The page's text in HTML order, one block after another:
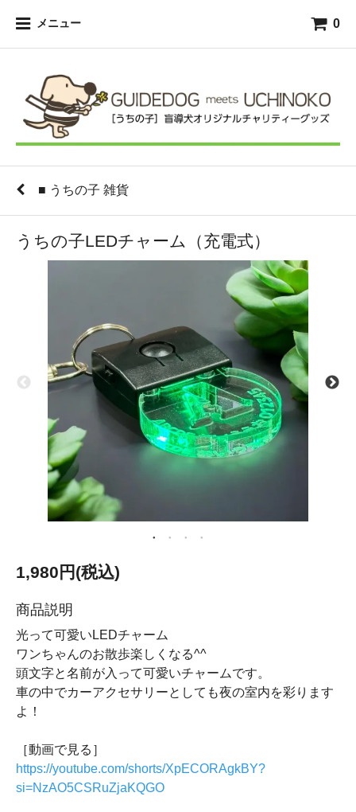
メニュー 0
■ うちの子 雑貨
うちの子LEDチャーム（充電式）
1,980円(税込)
商品説明
光って可愛いLEDチャーム
ワンちゃんのお散歩楽しくなる^^
頭文字と名前が入って可愛いチャームです。
車の中でカーアクセサリーとしても夜の室内を彩ります
よ！
［動画で見る］
https://youtube.com/shorts/XpECORAgkBY?
si=NzAO5CSRuZjaKQGO